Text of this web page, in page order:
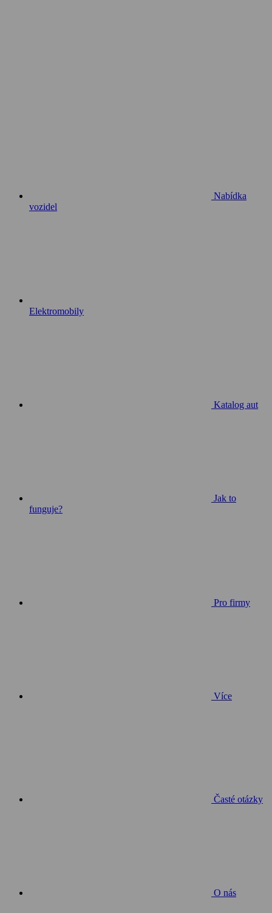
Nabídka
vozidel
Elektromobily
Katalog aut
Jak to
funguje?
Pro firmy
Více
Časté otázky
O nás